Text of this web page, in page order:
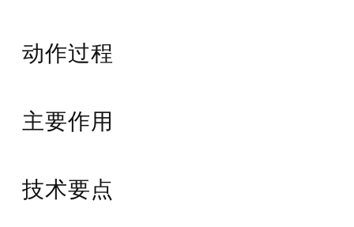
动作过程
主要作用
技术要点